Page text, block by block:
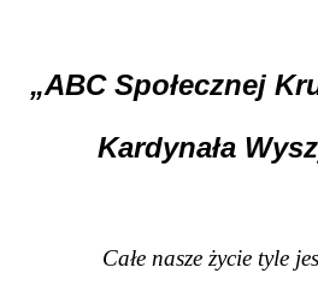
„ABC Społecznej
Kardynała
Całe nasze życie tyle